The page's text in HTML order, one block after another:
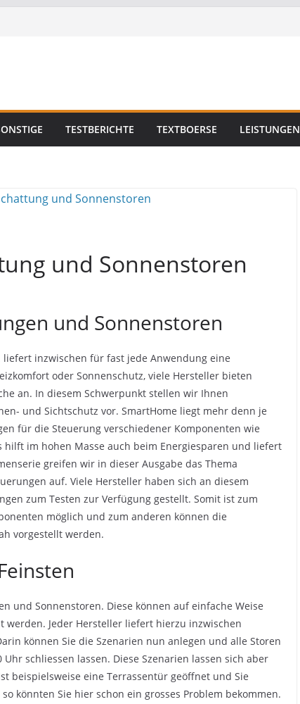
TESTBERICHTE TEXTBOERSE LEISTUNGEN
und Sonnenstoren
und Sonnenstoren
inzwischen für fast jede Anwendung eine
oder Sonnenschutz, viele Hersteller bieten
an. In diesem Schwerpunkt stellen wir Ihnen
und Sichtschutz vor. SmartHome liegt mehr denn je
für die Steuerung verschiedener Komponenten wie
im hohen Masse auch beim Energiesparen und liefert
greifen wir in dieser Ausgabe das Thema
auf. Viele Hersteller haben sich an diesem
zum Testen zur Verfügung gestellt. Somit ist zum
möglich und zum anderen können die
vorgestellt werden.
und Sonnenstoren. Diese können auf einfache Weise
Jeder Hersteller liefert hierzu inzwischen
können Sie die Szenarien nun anlegen und alle Storen
schliessen lassen. Diese Szenarien lassen sich aber
beispielsweise eine Terrassentür geöffnet und Sie
könnten Sie hier schon ein grosses Problem bekommen.